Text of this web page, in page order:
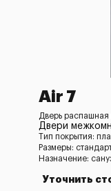
Air 7
Дверь распашная
Двери
Тип покрытия:
Размеры:
Назначение:
Уточнить